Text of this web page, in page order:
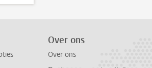
Over ons
Over ons